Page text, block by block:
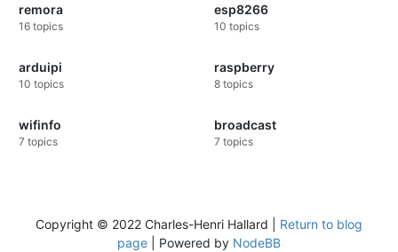
remora
16 topics
esp8266
10 topics
arduipi
10 topics
raspberry
8 topics
wifinfo
7 topics
broadcast
7 topics
Copyright © 2022 Charles-Henri Hallard | Return to blog
page | Powered by NodeBB